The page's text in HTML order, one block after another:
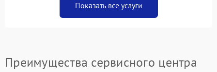
Показать все услуги
Преимущества сервисного центра